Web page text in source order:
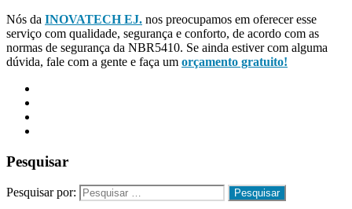
Nós da INOVATECH EJ. nos preocupamos em oferecer esse
serviço com qualidade, segurança e conforto, de acordo com as
normas de segurança da NBR5410. Se ainda estiver com alguma
dúvida, fale com a gente e faça um orçamento gratuito!
Pesquisar
Pesquisar por: